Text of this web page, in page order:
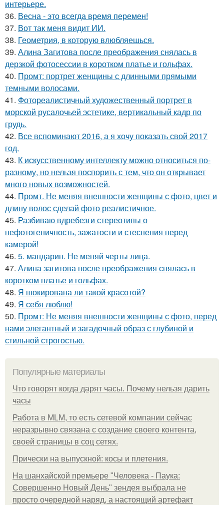
интерьере.
36. Весна - это всегда время перемен!
37. Вот так меня видит ИИ.
38. Геометрия, в которую влюбляешься.
39. Алина Загитова после преображения снялась в
дерзкой фотосессии в коротком платье и гольфах.
40. Промт: портрет женщины с длинными прямыми
темными волосами.
41. Фотореалистичный художественный портрет в
морской русалочьей эстетике, вертикальный кадр по
грудь.
42. Все вспоминают 2016, а я хочу показать свой 2017
год.
43. К искусственному интеллекту можно относиться по-
разному, но нельзя поспорить с тем, что он открывает
много новых возможностей.
44. Промт. Не меняя внешности женщины с фото, цвет и
длину волос сделай фото реалистичное.
45. Разбиваю вдребезги стереотипы о
нефотогеничность, зажатости и стеснения перед
камерой!
46. 5. мандарин. Не меняй черты лица.
47. Алина загитова после преображения снялась в
коротком платье и гольфах.
48. Я шокирована ли такой красотой?
49. Я себя люблю!
50. Промт: Не меняя внешности женщины с фото, перед
нами элегантный и загадочный образ с глубиной и
стильной строгостью.
Популярные материалы
Что говорят когда дарят часы. Почему нельзя дарить
часы
Работа в MLM, то есть сетевой компании сейчас
неразрывно связана с создание своего контента,
своей страницы в соц сетях.
Прически на выпускной: косы и плетения.
На шанхайской премьере "Человека - Паука:
Совершенно Новый День" зендея выбрала не
просто очередной наряд, а настоящий артефакт